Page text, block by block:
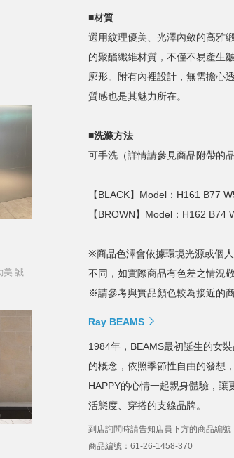
BEAMS 勤美 誠品綠園道 Ray BEAMS
■材質
選用紋理優美、光澤內斂的高雅
的聚酯纖維材質，不僅不易產生
廓形。附有內裡設計，無需擔心
質感也是其魅力所在。
■洗滌方法
可手洗（詳情請參見商品附帶的品
【BLACK】Model：H161 B77
【BROWN】Model：H162 B74
※商品色澤會依據環境光源或個
不同，如實際商品有色差之情況敬
※請參考與實品顏色較為接近的商
Ray BEAMS
1984年，BEAMS最初誕生的女
的概念，依照季節性自由的發想
HAPPY的心情一起親身體驗，讓
活態度、穿搭的支線品牌。
到店詢問時請告知店員下方的商品編號
商品編號：61-26-1458-370